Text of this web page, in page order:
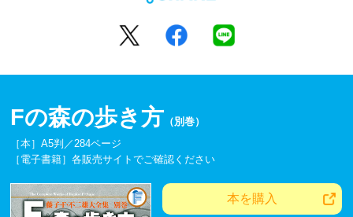
Fの森の歩き方 （別巻）
［本］A5判／284ページ
［電子書籍］各販売サイトでご確認ください
本を購入